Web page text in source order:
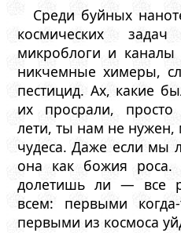
Среди буйных
космических
микроблоги и каналы
никчемные химеры,
пестицид. Ах, какие
их просрали, просто
лети, ты нам не
чудеса. Даже если
она как божия роса.
долетишь ли — все
всем: первыми
первыми из космоса